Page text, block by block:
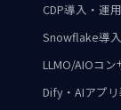
CDP導入・運
Snowflake導
LLMO/AIOコ
Dify・AIアプ